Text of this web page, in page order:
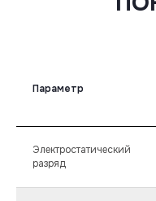
Параметр
Электростатический
разряд